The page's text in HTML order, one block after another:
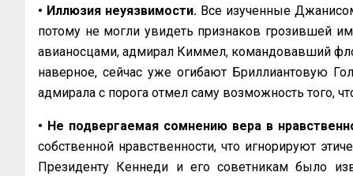
• Иллюзия неуязвимости.Все изученные
потому не могли увидеть признаков грозившей
авианосцами, адмирал Киммел, командовавший
наверное, сейчас уже огибают Бриллиантовую
адмирала с порога отмел саму возможность того,
• Не подвергаемая сомнению вера в
собственной нравственности, что игнорируют
Президенту Кеннеди и его советникам было